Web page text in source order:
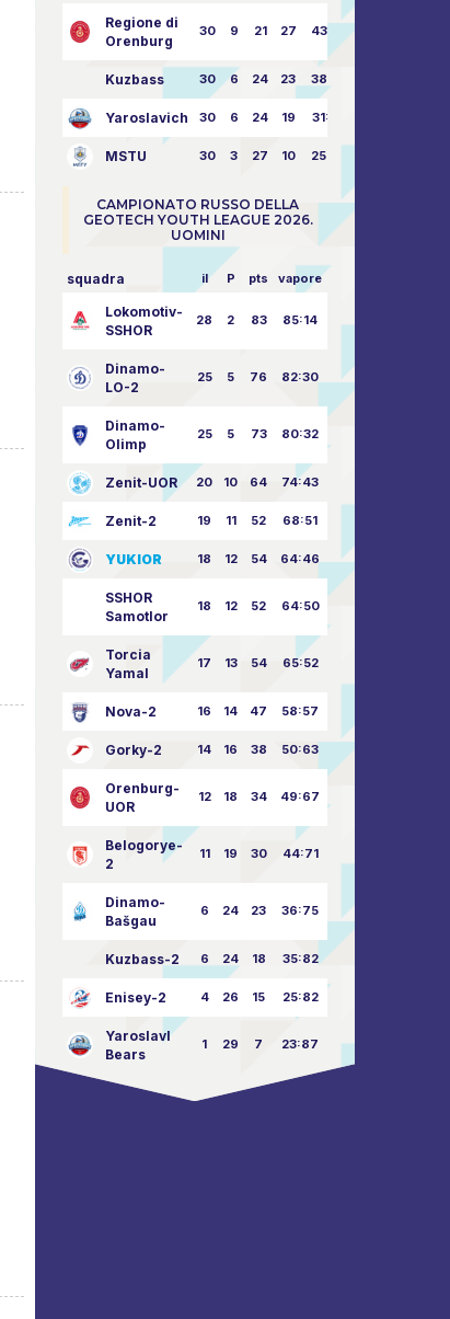
Regione di
Orenburg
30 9 21 27 43:73
Kuzbass 30 6 24 23 38:76
Yaroslavich 30 6 24 19 31:80
MSTU 30 3 27 10 25:87
CAMPIONATO RUSSO DELLA
GEOTECH YOUTH LEAGUE 2026.
UOMINI
squadra il P pts vapore
Lokomotiv-
SSHOR
28 2 83 85:14
Dinamo-
LO-2
25 5 76 82:30
Dinamo-
Olimp
25 5 73 80:32
Zenit-UOR 20 10 64 74:43
Zenit-2 19 11 52 68:51
YUKIOR 18 12 54 64:46
SSHOR
Samotlor
18 12 52 64:50
Torcia
Yamal
17 13 54 65:52
Nova-2 16 14 47 58:57
Gorky-2 14 16 38 50:63
Orenburg-
UOR
12 18 34 49:67
Belogorye-
2
11 19 30 44:71
Dinamo-
Bašgau
6 24 23 36:75
Kuzbass-2 6 24 18 35:82
Enisey-2 4 26 15 25:82
Yaroslavl
Bears
1 29 7 23:87